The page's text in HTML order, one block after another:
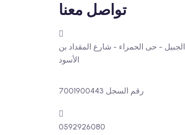
تواصل معنا
الجبيل - حى الحمراء - شارع المقداد بن
الأسود
رقم السجل 7001900443
0592926080